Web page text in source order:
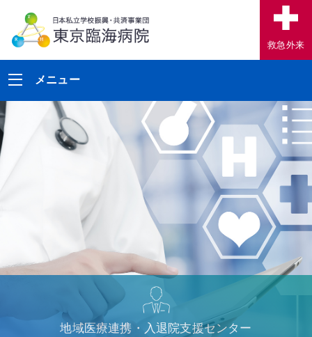
メニュー
救急外来
地域医療連携・入退院支援センター